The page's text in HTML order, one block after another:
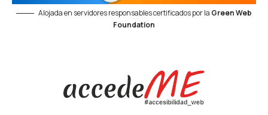
Alojada en servidores responsables certificados por la Green Web
Foundation